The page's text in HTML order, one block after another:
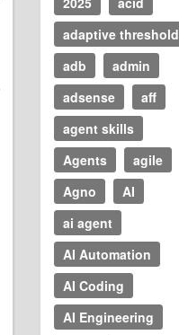
adaptive threshold
adb
admin
adsense
aff
agent skills
Agents
agile
Agno
AI
ai agent
AI Automation
AI Coding
AI Engineering